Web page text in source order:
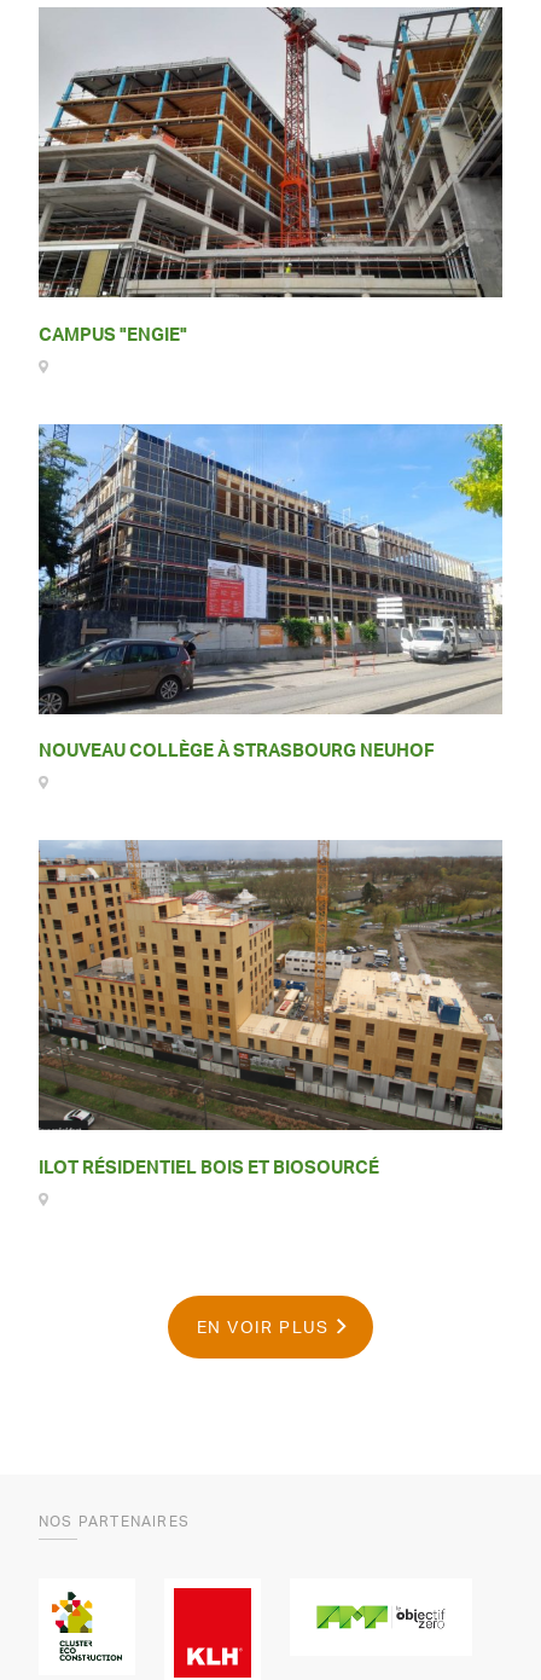
CAMPUS "ENGIE"
NOUVEAU COLLÈGE À STRASBOURG NEUHOF
ILOT RÉSIDENTIEL BOIS ET BIOSOURCÉ
EN VOIR PLUS
NOS PARTENAIRES